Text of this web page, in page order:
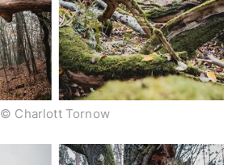
© Charlott Tornow